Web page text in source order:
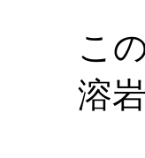
こ
溶